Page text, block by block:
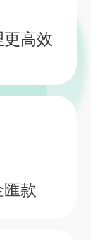
高效
款